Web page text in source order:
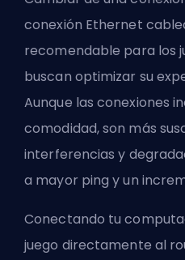
conexión Ethernet
recomendable para los
buscan optimizar su
Aunque las conexiones
comodidad, son más
interferencias y
a mayor ping y un
Conectando tu
juego directamente al